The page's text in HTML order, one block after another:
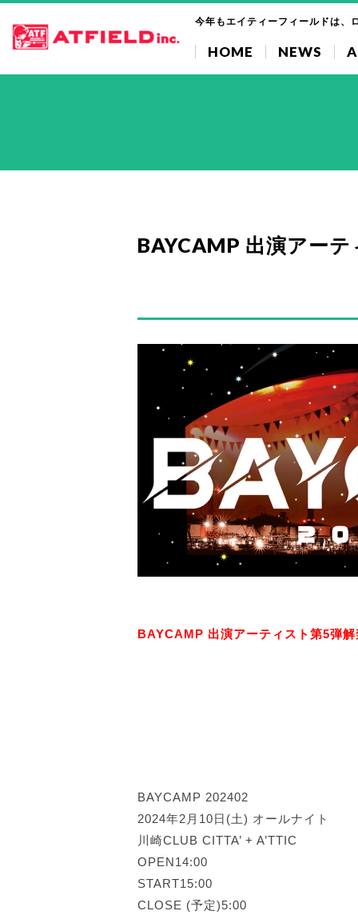
今年もエイティーフィールドは、
HOME NEWS
BAYCAMP 出演アー
BAYCAMP 出演アーティスト第5弾解
BAYCAMP 202402
2024年2月10日(土) オールナイト
川崎CLUB CITTA’ + A’TTIC
OPEN14:00
START15:00
CLOSE (予定)5:00